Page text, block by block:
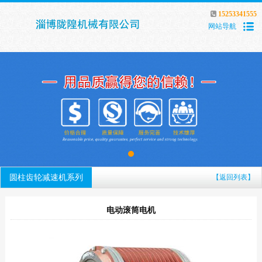
15253341555
网站导航
圆柱齿轮减速机系列 【返回列表】
电动滚筒电机